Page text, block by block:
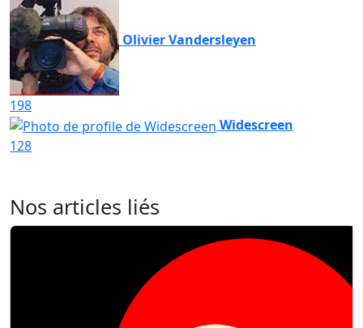
Olivier Vandersleyen
198
Widescreen
128
Nos articles liés